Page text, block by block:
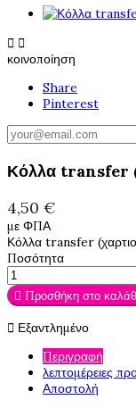
 
κοινοποίηση
Share
Pinterest
Κόλλα transfer
4,50 €
με ΦΠΑ
Κόλλα transfer
Ποσότητα
 Προσθήκη στο
 Εξαντλημένο
Περιγραφή
λεπτομέρειες
Αποστολή